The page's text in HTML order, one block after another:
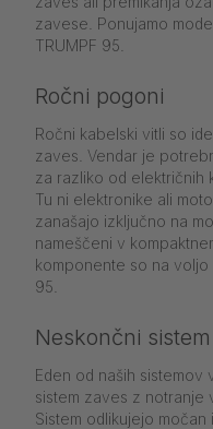
zavese. Ponujamo
TRUMPF 95.
Ročni pogoni
Ročni kabelski vitli so
zaves. Vendar je
za razliko od električnih
Tu ni elektronike ali
zanašajo izključno na
nameščeni v
komponente so na voljo
95.
Neskončni
Eden od naših sistemov
sistem zaves z notranje
Sistem odlikujejo